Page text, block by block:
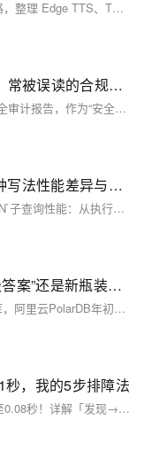
参考社区里关于免费文本转语音工具的盘点思路，整理 Edge TTS、TTSMaker、Luvvoice、FlowSpeech、Fish Audio、ChatTTS、EmotiVoice 7 类 TTS 工具的适用场景，并从脚本验证、创作者旁白、情绪控制、开源实验和素材管理角度给出选型建议。
公司要做等保，代码审计报告找谁出？常被误读的合规问题
等保2.0要求三级及以上系统必须提供源代码安全审计报告，作为“安全开发”关键证据。该报告需聚焦逻辑层风险（如SQL注入、越权、硬编码密钥等），非漏洞扫描或渗透测试可替代。合规报告须满足：方法论合规（依据GB/T 39412-2020等）、结果可追溯（精确定位至行号+复现路径）、整改可闭环（含修复建议与免费复测）。服务方应具备CMA、CCRC等法定资质，并采用“自动化扫描+人工深度分析”双轨机制。（239字）
JOIN、IN、EXISTS谁最快？实测三种写法性能差异与执行计划深度剖析
本文用MySQL 8.0实测拆解`IN`/`EXISTS`/`JOIN`子查询性能：从执行计划、半连接优化、临时表开销等底层原理出发，结合10万+100万数据实测（`EXISTS`最快95ms），给出三条选型铁律——告别盲从“最佳实践”，只选最适配业务与数据的写法！
湖库一体：2026年数据库架构的“终极答案”还是新瓶装旧酒？
2026年6月，OceanBase发布湖库一体AI数据库，阿里云PolarDB年初已推出AI数据湖库（Lakebase），Databricks也在6月推出了LTAP架构。“湖库一体”成为2026年数据库圈最热的概念之一。本文从湖库一体的概念定义出发，拆解其技术原理，对比“湖仓一体”与“湖库一体”的差异，分析三大厂商的落地路径，并讨论这一趋势对DBA和架构师的现实意义。
，我的5步排障法
数据库小学妹分享慢查询优化实战：从10秒降至0.08秒！详解「发现→收集→分析→优化→验证」5步排障法，覆盖慢日志配置、EXPLAIN进阶、索引失效场景、JOIN与分页优化等核心技巧，附真实案例与速查表。